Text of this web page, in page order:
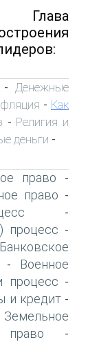
- Денежные
- Как
- Религия и
деньги -
право -
право -
-
процесс -
Банковское
Военное
процесс -
и кредит-
Земельное
право -